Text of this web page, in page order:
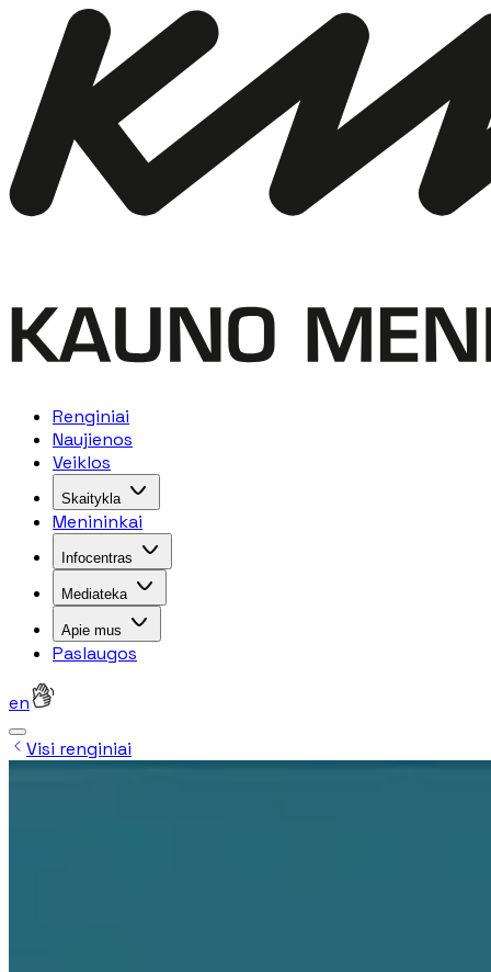
Renginiai
Naujienos
Veiklos
Skaitykla
Menininkai
Infocentras
Mediateka
Apie mus
Paslaugos
en
Visi renginiai